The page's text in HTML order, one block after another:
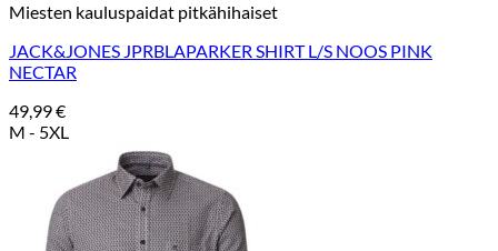
Miesten kauluspaidat pitkähihaiset
JACK&JONES JPRBLAPARKER SHIRT L/S NOOS PINK
NECTAR
49,99€
M - 5XL